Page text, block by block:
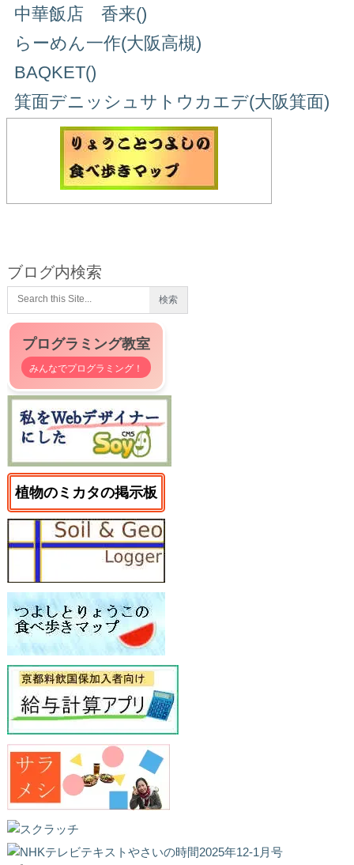
中華飯店 香来()
らーめん一作(大阪高槻)
BAQKET()
箕面デニッシュサトウカエデ(大阪箕面)
ブログ内検索
プログラミング教室
みんなでプログラミング！
植物のミカタの掲示板